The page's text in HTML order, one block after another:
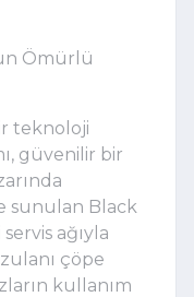
Ömürlü
teknoloji
güvenilir bir
sunulan Black
ağıyla
çöpe
kullanım